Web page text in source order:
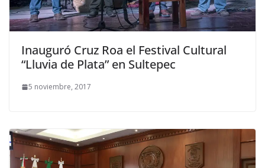
Inauguró Cruz Roa el Festival Cultural
“Lluvia de Plata” en Sultepec
5 noviembre, 2017